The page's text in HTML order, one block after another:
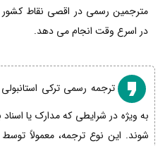
مترجمین رسمی در اقصی نقاط کشور
در اسرع وقت انجام می دهد.
ترجمه رسمی ترکی
به ویژه در شرایطی که مدارک یا اسناد
شوند. این نوع ترجمه، معمولاً